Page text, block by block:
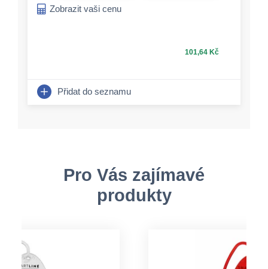
Zobrazit vaši cenu
101,64 Kč
Přidat do seznamu
Pro Vás zajímavé
produkty